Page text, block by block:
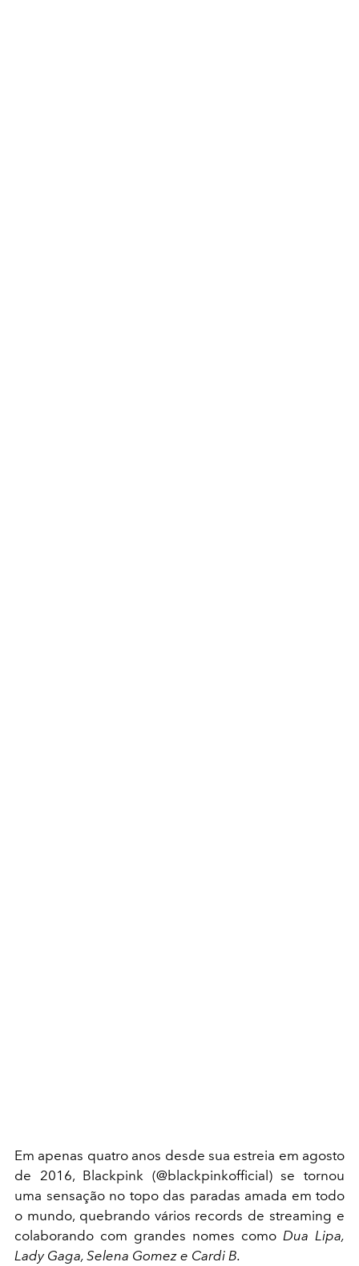
Em apenas quatro anos desde sua estreia em agosto
de 2016, Blackpink (@blackpinkofficial) se tornou
uma sensação no topo das paradas amada em todo
o mundo, quebrando vários records de streaming e
colaborando com grandes nomes como Dua Lipa,
Lady Gaga, Selena Gomez e Cardi B.